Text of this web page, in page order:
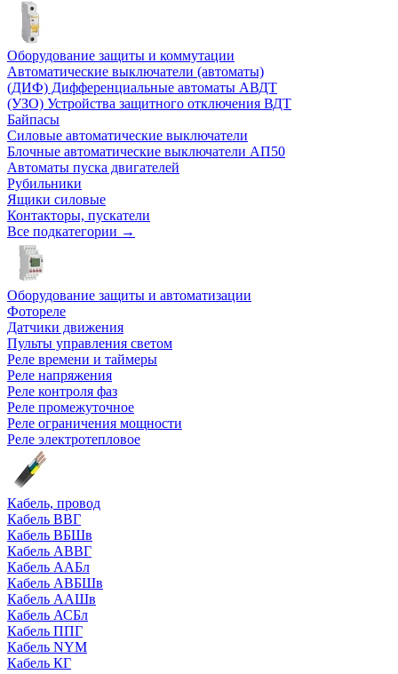
Оборудование защиты и коммутации
Автоматические выключатели (автоматы)
(ДИФ) Дифференциальные автоматы АВДТ
(УЗО) Устройства защитного отключения ВДТ
Байпасы
Силовые автоматические выключатели
Блочные автоматические выключатели АП50
Автоматы пуска двигателей
Рубильники
Ящики силовые
Контакторы, пускатели
Все подкатегории →
Оборудование защиты и автоматизации
Фотореле
Датчики движения
Пульты управления светом
Реле времени и таймеры
Реле напряжения
Реле контроля фаз
Реле промежуточное
Реле ограничения мощности
Реле электротепловое
Кабель, провод
Кабель ВВГ
Кабель ВБШв
Кабель АВВГ
Кабель ААБл
Кабель АВБШв
Кабель ААШв
Кабель АСБл
Кабель ППГ
Кабель NYM
Кабель КГ